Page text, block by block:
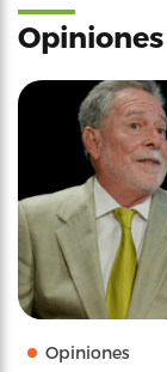
Opiniones
Opiniones